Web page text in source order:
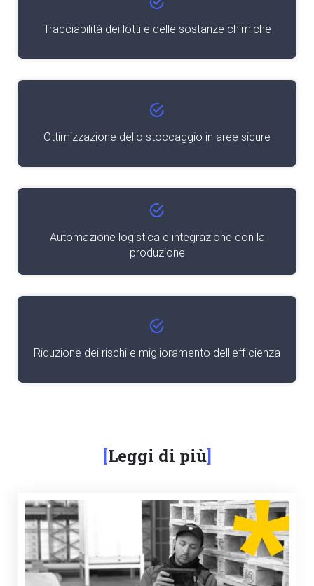
Tracciabilità dei lotti e delle sostanze chimiche
Ottimizzazione dello stoccaggio in aree sicure
Automazione logistica e integrazione con la
produzione
Riduzione dei rischi e miglioramento dell'efficienza
Leggi di più